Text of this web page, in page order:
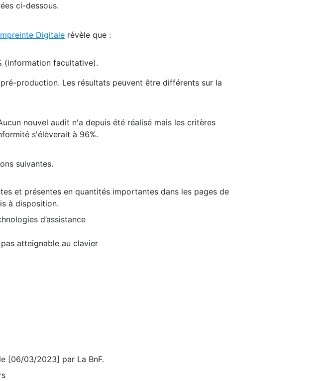
ci-dessous.
Digitale révèle que :
(information facultative).
production. Les résultats peuvent être différents sur la
nouvel audit n'a depuis été réalisé mais les critères
s'élèverait à 96%.
suivantes.
et présentes en quantités importantes dans les pages de
à disposition.
d’assistance
atteignable au clavier
[06/03/2023] par La BnF.